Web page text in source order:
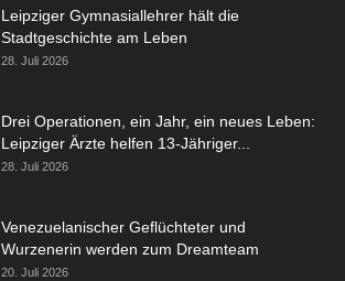
Leipziger Gymnasiallehrer hält die
Stadtgeschichte am Leben
28. Juli 2026
Drei Operationen, ein Jahr, ein neues Leben:
Leipziger Ärzte helfen 13-Jähriger...
28. Juli 2026
Venezuelanischer Geflüchteter und
Wurzenerin werden zum Dreamteam
20. Juli 2026